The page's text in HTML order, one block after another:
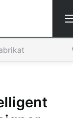
Video -